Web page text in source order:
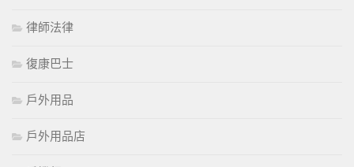
律師法律
復康巴士
戶外用品
戶外用品店